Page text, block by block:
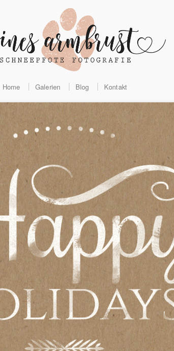
Home Galerien Blog Kontakt